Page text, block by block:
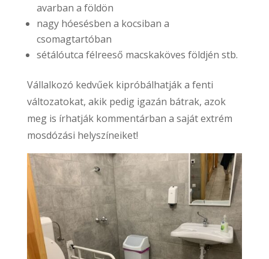
avarban a földön
nagy hóesésben a kocsiban a
csomagtartóban
sétálóutca félreeső macskaköves földjén stb.
Vállalkozó kedvűek kipróbálhatják a fenti
változatokat, akik pedig igazán bátrak, azok
meg is írhatják kommentárban a saját extrém
mosdózási helyszíneiket!